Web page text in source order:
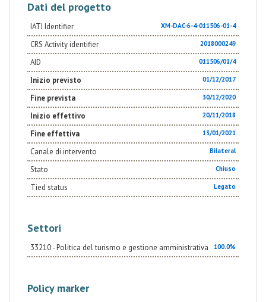
Dati del progetto
IATI Identifier XM-DAC-6-4-011506-01-4
CRS Activity identifier 2018000249
AID 011506/01/4
Inizio previsto 01/12/2017
Fine prevista 30/12/2020
Inizio effettivo 20/11/2018
Fine effettiva 13/01/2021
Canale di intervento Bilateral
Stato Chiuso
Tied status Legato
Settori
33210 - Politica del turismo e gestione amministrativa 100.0%
Policy marker